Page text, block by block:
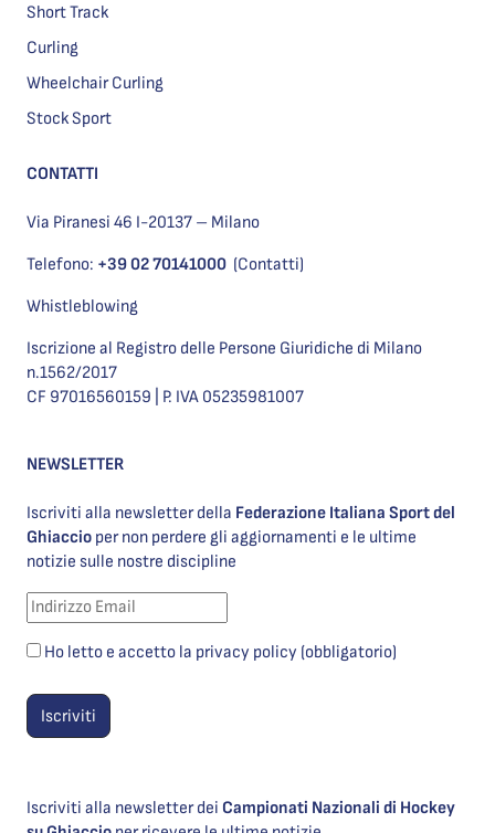
Short Track
Curling
Wheelchair Curling
Stock Sport
CONTATTI
Via Piranesi 46 I-20137 – Milano
Telefono: +39 02 70141000 (Contatti)
Whistleblowing
Iscrizione al Registro delle Persone Giuridiche di Milano
n.1562/2017
CF 97016560159 | P. IVA 05235981007
NEWSLETTER
Iscriviti alla newsletter della Federazione Italiana Sport del
Ghiaccio per non perdere gli aggiornamenti e le ultime
notizie sulle nostre discipline
Ho letto e accetto la privacy policy (obbligatorio)
Iscriviti alla newsletter dei Campionati Nazionali di Hockey